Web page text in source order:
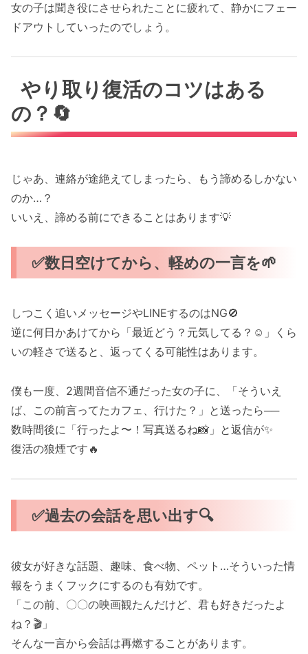
女の子は聞き役にさせられたことに疲れて、静かにフェー
ドアウトしていったのでしょう。
やり取り復活のコツはある
の？🔄
じゃあ、連絡が途絶えてしまったら、もう諦めるしかない
のか…？
いいえ、諦める前にできることはあります💡
✅数日空けてから、軽めの一言を🌱
しつこく追いメッセージやLINEするのはNG🚫
逆に何日かあけてから「最近どう？元気してる？☺️」くら
いの軽さで送ると、返ってくる可能性はあります。
僕も一度、2週間音信不通だった女の子に、「そういえ
ば、この前言ってたカフェ、行けた？」と送ったら──
数時間後に「行ったよ〜！写真送るね📸」と返信が✨
復活の狼煙です🔥
✅過去の会話を思い出す🔍
彼女が好きな話題、趣味、食べ物、ペット…そういった情
報をうまくフックにするのも有効です。
「この前、〇〇の映画観たんだけど、君も好きだったよ
ね？🎬」
そんな一言から会話は再燃することがあります。